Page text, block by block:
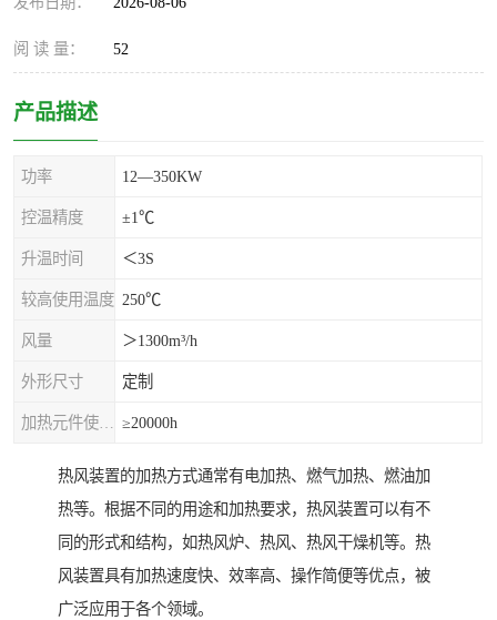
阅 读 量： 52
产品描述
功率 12—350KW
控温精度 ±1℃
升温时间 ＜3S
较高使用温度 250℃
风量 ＞1300m³/h
外形尺寸 定制
≥20000h
热风装置的加热方式通常有电加热、燃气加热、燃油加
热等。根据不同的用途和加热要求，热风装置可以有不
同的形式和结构，如热风炉、热风、热风干燥机等。热
风装置具有加热速度快、效率高、操作简便等优点，被
广泛应用于各个领域。